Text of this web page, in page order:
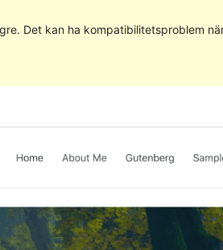
Det kan ha kompatibilitetsproblem
Aktiva
Temats